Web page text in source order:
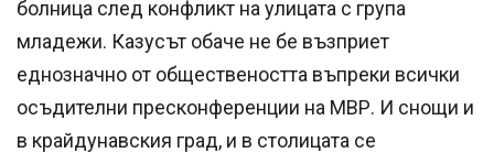
болница след конфликт на улицата с група
младежи. Казусът обаче не бе възприет
еднозначно от обществеността въпреки всички
осъдителни пресконференции на МВР. И снощи и
в крайдунавския град, и в столицата се